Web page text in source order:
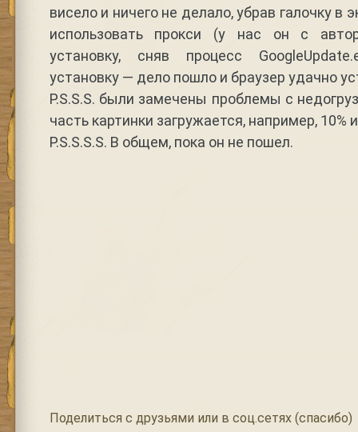
висело и ничего не делало, убрав галочку в
использовать прокси (у нас он с
установку, сняв процесс
установку — дело пошло и браузер удачно
P.S.S.S. были замечены проблемы с
часть картинки загружается, например, 10%
P.S.S.S.S. В общем, пока он не пошел.
Поделиться с друзьями или в соц.сетях (спасибо)